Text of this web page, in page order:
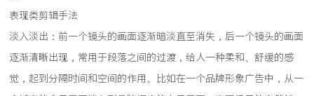
表现类剪辑手法
淡入淡出：前一个镜头的画面逐渐暗淡直至消失，后一个镜头的画面
逐渐清晰出现，常用于段落之间的过渡，给人一种柔和、舒缓的感
觉，起到分隔时间和空间的作用。比如在一个品牌形象广告中，从一